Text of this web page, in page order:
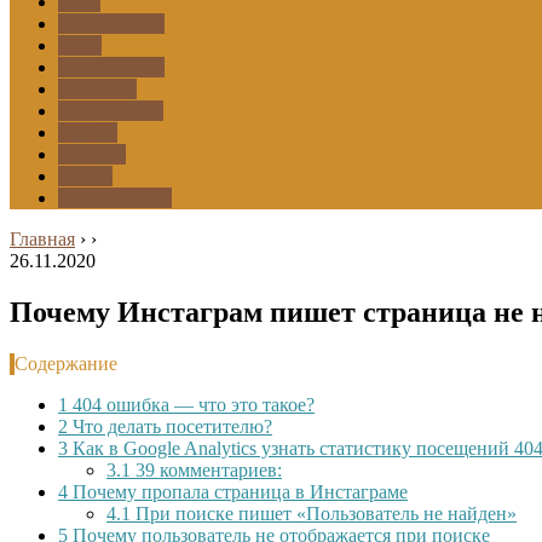
Главная › ›
26.11.2020
Почему Инстаграм пишет страница не
Содержание
1 404 ошибка — что это такое?
2 Что делать посетителю?
3 Как в Google Analytics узнать статистику посещений
3.1 39 комментариев:
4 Почему пропала страница в Инстаграме
4.1 При поиске пишет «Пользователь не найден»
5 Почему пользователь не отображается при поиске